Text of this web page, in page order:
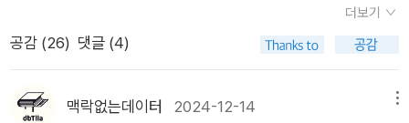
지금은 그냥 다 어딘가 잠들어 있나 보다. 라고 쓴 뒤 한 장만 넘
기니까 작가 스스로 비슷한 말을 한다.)-아마도 그보다는 지칠 줄
많은 사람들이 지니고 있던)살아남아야 한다는 의지뿐만 아니라
꼭 살아남아 우리가 목격하고 참아낸 일들을 정확하게 이야기해
면 민족 안에서의 평등을 넘어서 인종 간에도 평등을 찾게 된 것
이다. 인간의 조건을 이야기할 때에는 이처럼 평등·자유를 위한
저항의 과정에서 발생한 보편적 인권에 대해서 생각해보아야 한
다. 이것은 인간이라면 누구나 적용되어야 할 가치이다. 그러나
은 없을 듯하므로).전시된 사진 가운데 1943년 테레지엔슈타트
오틀라 카프카가 돌보던 아이들과 함께 아우슈비츠로 이송돼 가
터.‘다나’의 남편 ‘케빈’이 빨리, 조금만 더 빨리 달려와 그녀를 구
해주길 바라는 마음에 온몸에 힘이 들어가서 맛문하다.이제 반 정
전달하려는 메시지가 강렬한 타임 리프 물이고 마음은 불편하지
만 잘 읽히고 흡입력이 좋다. 주인공 ’다나‘에게서 느껴지는 ’강인
좋았던 책을 1월부터 두서없이 언급해 보자면,1월. 오드리로드
의 <시스터 아웃사이더>, 프리모레비의 <이것이 인간인가><
리모 레비는 전작을 읽고 싶다. 2월. 앤드류 포터의 <사라진 것들
더보기
공감 (26) 댓글 (4)
맥락없는데이터 2024-12-14